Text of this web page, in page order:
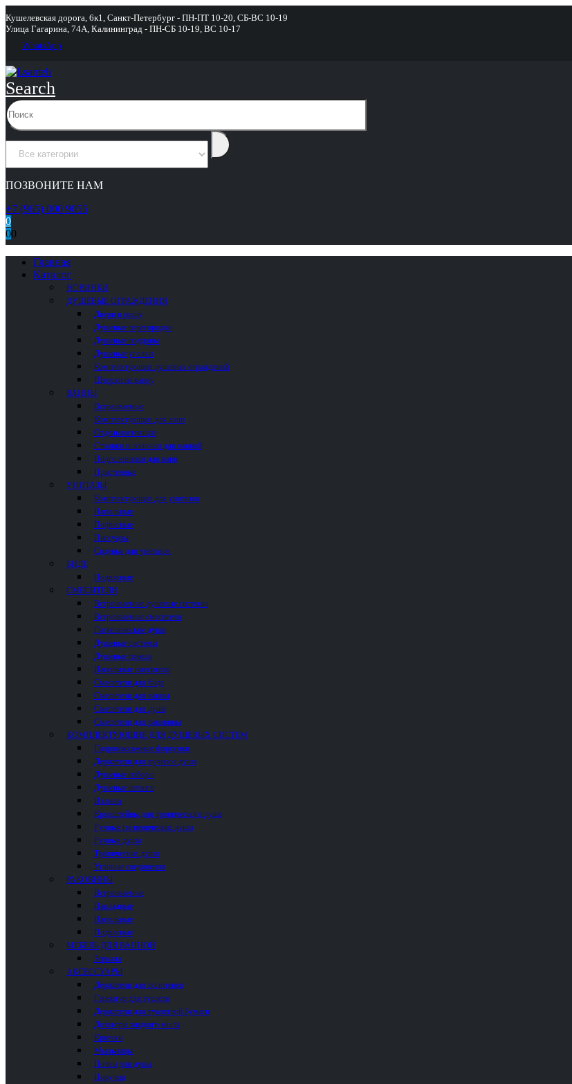
Кушелевская дорога, 6к1, Санкт-Петербург - ПН-ПТ 10-20, СБ-ВС 10-19
Улица Гагарина, 74А, Калининград - ПН-СБ 10-19, ВС 10-17
WhatsApp
Search
ПОЗВОНИТЕ НАМ
+7 (965) 000 9055
0
00
Главная
Каталог
НОВИНКИ
ДУШЕВЫЕ ОГРАЖДЕНИЯ
Двери в нишу
Душевые перегородки
Душевые поддоны
Душевые уголки
Комплектующие душевых ограждений
Шторки на ванну
ВАННЫ
Встраиваемые
Комплектующие для ванн
Отдельностоящие
Столики и полочки для ванной
Подголовники для ванн
Пристенные
УНИТАЗЫ
Комплектующие для унитазов
Напольные
Подвесные
Писсуары
Сиденья для унитазов
БИДЕ
Подвесные
СМЕСИТЕЛИ
Встраиваемые душевые системы
Встраиваемые смесители
Гигиенические души
Душевые системы
Душевые панели
Напольные смесители
Смесители для биде
Смесители для ванны
Смесители для душа
Смесители для раковины
КОМПЛЕКТУЮЩИЕ ДЛЯ ДУШЕВЫХ СИСТЕМ
Гидромассажные форсунки
Держатели для ручного душа
Душевые наборы
Душевые шланги
Изливы
Кронштейны для тропического душа
Ручные гигиенические души
Ручные души
Тропические души
Угловые соединения
РАКОВИНЫ
Встраиваемые
Накладные
Напольные
Подвесные
МЕБЕЛЬ ДЛЯ ВАННОЙ
Зеркала
АКСЕССУАРЫ
Держатели для полотенец
Гарнитур для туалета
Держатели для туалетной бумаги
Дозаторы жидкого мыла
Крючки
Мыльницы
Полки для душа
Поручни